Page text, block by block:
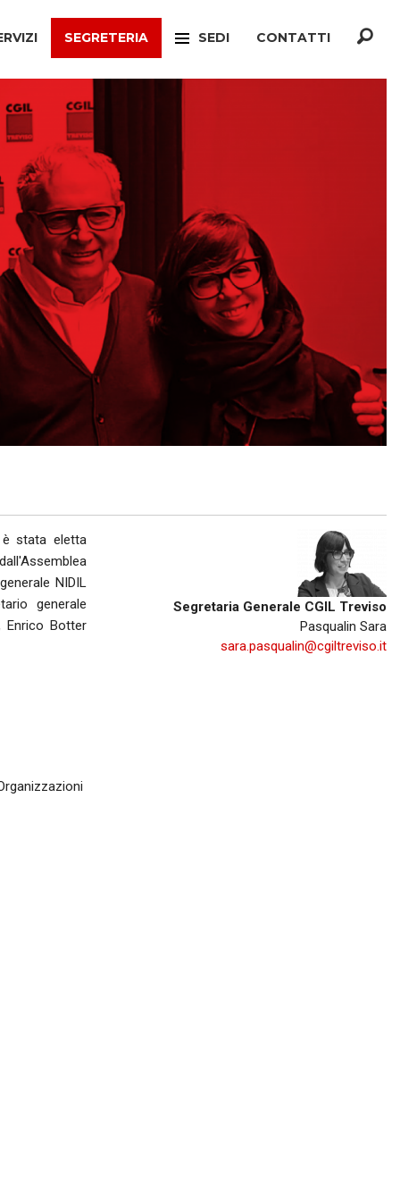
INCA
MIGRANTI
VERTENZE
DIMISSIONI
SOCIALE
SEGRETERIA SEDI
TREVISO
VILLORBA
CASTELFRANCO VENETO
ONÈ DI FONTE
CONEGLIANO
PIEVE DI SOLIGO
BREDA DI PIAVE
CROCETTA DEL MONTELLO
ODERZO
MOTTA DI LIVENZA
CONTATTI
stata eletta
NIDIL
generale
Enrico Botter
Segretaria Generale CGIL Treviso
Pasqualin Sara
sara.pasqualin@cgiltreviso.it